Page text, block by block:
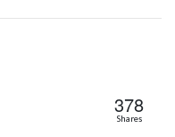
378
Shares